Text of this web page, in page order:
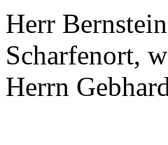
Herr
Scharfenort,
Herrn